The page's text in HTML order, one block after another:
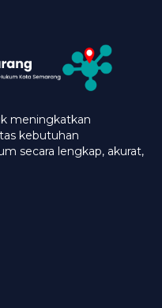
meningkatkan
kebutuhan
secara lengkap, akurat,